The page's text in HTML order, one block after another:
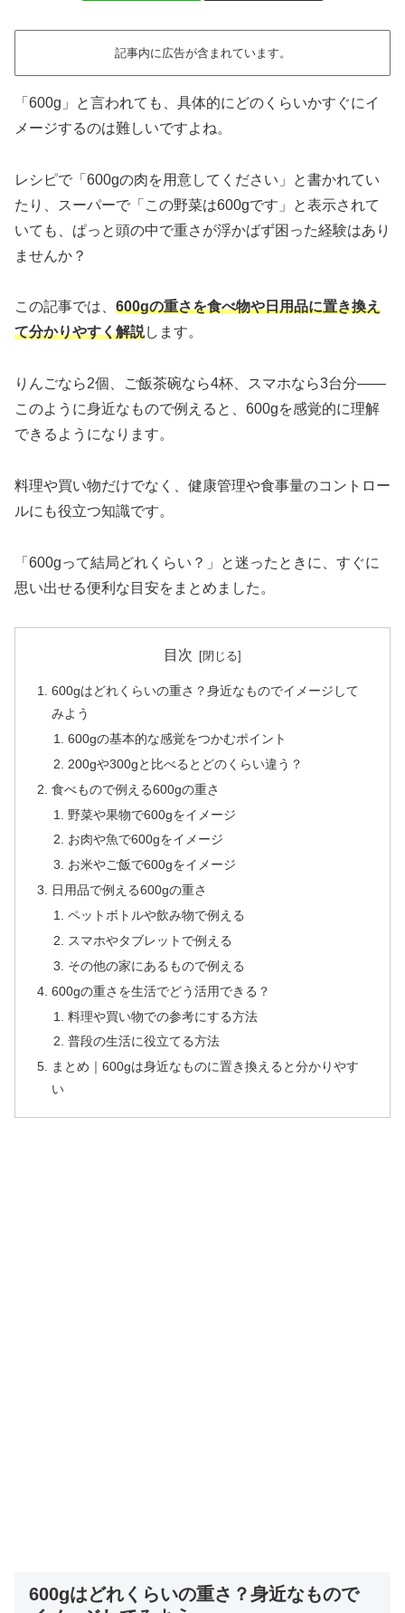
記事内に広告が含まれています。
「600g」と言われても、具体的にどのくらいかすぐにイ
メージするのは難しいですよね。
レシピで「600gの肉を用意してください」と書かれてい
たり、スーパーで「この野菜は600gです」と表示されて
いても、ぱっと頭の中で重さが浮かばず困った経験はあり
ませんか？
この記事では、 600gの重さを食べ物や日用品に置き換え
て分かりやすく解説します。
りんごなら2個、ご飯茶碗なら4杯、スマホなら3台分――
このように身近なもので例えると、600gを感覚的に理解
できるようになります。
料理や買い物だけでなく、健康管理や食事量のコントロー
ルにも役立つ知識です。
「600gって結局どれくらい？」と迷ったときに、すぐに
思い出せる便利な目安をまとめました。
目次
600gはどれくらいの重さ？身近なものでイメージして
みよう
600gの基本的な感覚をつかむポイント
200gや300gと比べるとどのくらい違う？
食べもので例える600gの重さ
野菜や果物で600gをイメージ
お肉や魚で600gをイメージ
お米やご飯で600gをイメージ
日用品で例える600gの重さ
ペットボトルや飲み物で例える
スマホやタブレットで例える
その他の家にあるもので例える
600gの重さを生活でどう活用できる？
料理や買い物での参考にする方法
普段の生活に役立てる方法
まとめ｜600gは身近なものに置き換えると分かりやす
い
600gはどれくらいの重さ？身近なもので